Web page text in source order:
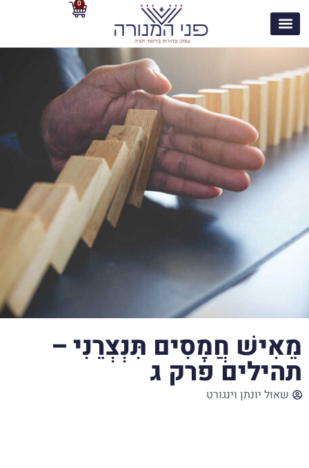
לתוכן 0
מֵאִישׁ חֲמָסִים תִּנְצְרֵנִי –
תהילים פרק ג
שאול יונתן וינגורט